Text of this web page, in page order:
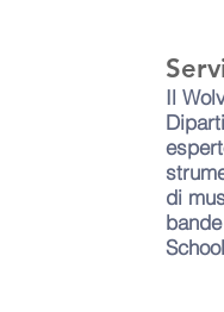
Il
di